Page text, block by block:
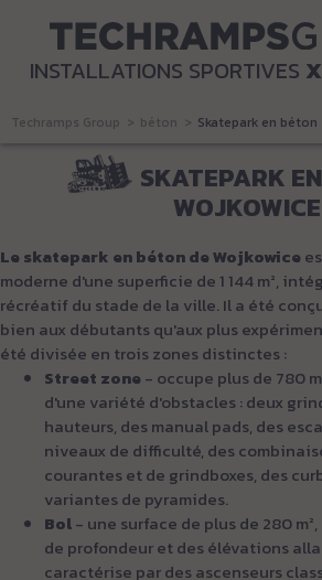
INSTALLATIONS SPORTIVES
Techramps Group béton Skatepark en béton
SKATEPARK
WOJKOWICE
Le skatepark en béton de Wojkowice
moderne d'une superficie de 1 144 m²,
récréatif du stade de la ville. Il a été
bien aux débutants qu'aux plus
été divisée en trois zones distinctes :
Street zone- occupe plus de 780
d'une variété d'obstacles : deux
hauteurs, des manual pads, des
niveaux de difficulté, des
courantes et de grindboxes, des
variantes de pyramides.
Bol- une surface de plus de 280
de profondeur et des élévations
caractérise par des ascenseurs